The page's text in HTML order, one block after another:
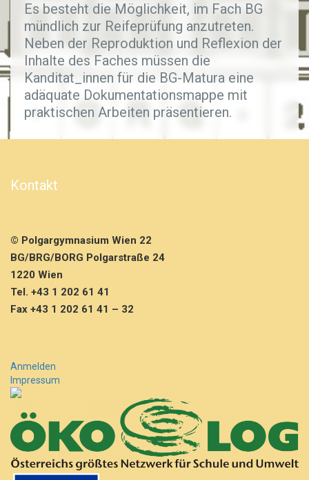
Es besteht die Möglichkeit, im Fach BG
mündlich zur Reifeprüfung anzutreten.
Neben der Reproduktion und Reflexion der
Inhalte des Faches müssen die
Kanditat_innen für die BG-Matura eine
adäquate Dokumentationsmappe mit
praktischen Arbeiten präsentieren.
Kontakt
© Polgargymnasium Wien 22
BG/BRG/BORG Polgarstraße 24
1220 Wien
Tel. +43 1 202 61 41
Fax +43 1 202 61 41 – 32
Anmelden
Impressum